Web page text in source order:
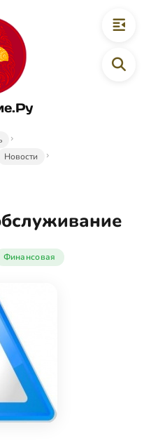
Новости
Финансовая